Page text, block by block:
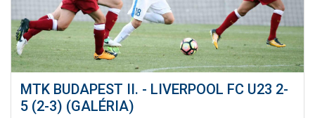
MTK BUDAPEST II. - LIVERPOOL FC U23 2-
5 (2-3) (GALÉRIA)